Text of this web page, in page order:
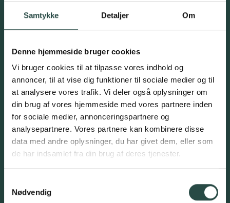
Samtykke Detaljer Om
Denne hjemmeside bruger cookies
Vi bruger cookies til at tilpasse vores indhold og
annoncer, til at vise dig funktioner til sociale medier og til
at analysere vores trafik. Vi deler også oplysninger om
din brug af vores hjemmeside med vores partnere inden
for sociale medier, annonceringspartnere og
analysepartnere. Vores partnere kan kombinere disse
data med andre oplysninger, du har givet dem, eller som
de har indsamlet fra din brug af deres tjenester.
Nødvendig
Nuværende investor?
Ja
Ja tak, tilmeld mig!